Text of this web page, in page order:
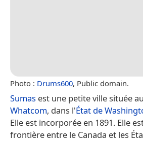
Photo : Drums600, Public domain.
Sumas est une petite ville située
Whatcom, dans l'État de
Elle est incorporée en 1891. Elle
frontière entre le Canada et les